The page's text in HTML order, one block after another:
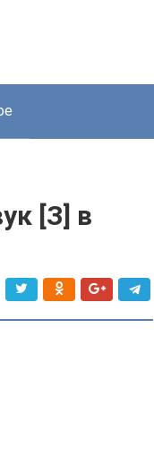
[З] в